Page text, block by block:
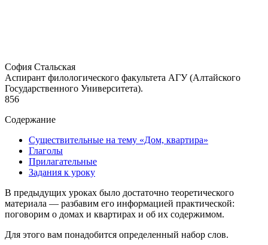
София Стальская
Аспирант филологического факультета АГУ (Алтайского
Государственного Университета).
856
Содержание
Существительные на тему «Дом, квартира»
Глаголы
Прилагательные
Задания к уроку
В предыдущих уроках было достаточно теоретического
материала — разбавим его информацией практической:
поговорим о домах и квартирах и об их содержимом.
Для этого вам понадобится определенный набор слов.